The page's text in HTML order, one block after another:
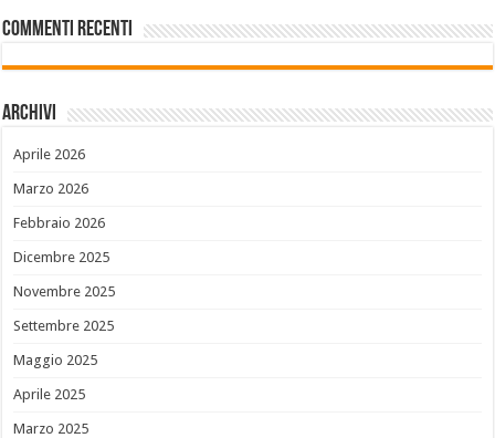
Commenti recenti
Archivi
Aprile 2026
Marzo 2026
Febbraio 2026
Dicembre 2025
Novembre 2025
Settembre 2025
Maggio 2025
Aprile 2025
Marzo 2025